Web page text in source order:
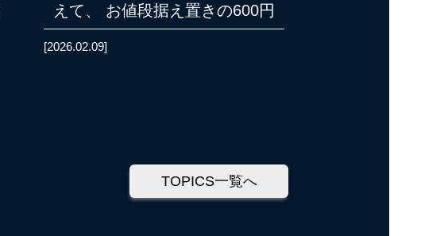
えて、 お値段据え置きの600円
[2026.02.09]
TOPICS一覧へ